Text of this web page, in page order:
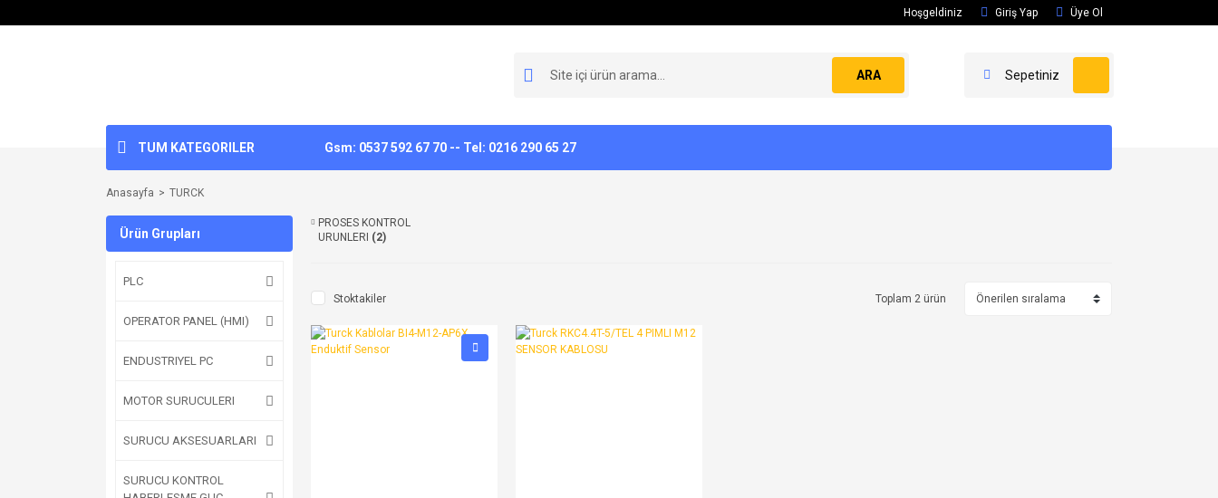
Hoşgeldiniz Giriş Yap Üye Ol
ARA Sepetiniz
TUM KATEGORILER Gsm: 0537 592 67 70 -- Tel: 0216 290 65 27
Anasayfa TURCK
Ürün Grupları
PLC
OPERATOR PANEL (HMI)
ENDUSTRIYEL PC
MOTOR SURUCULERI
SURUCU AKSESUARLARI
SURUCU KONTROL
PROSES KONTROL
URUNLERI (2)
Stoktakiler Toplam 2 ürün